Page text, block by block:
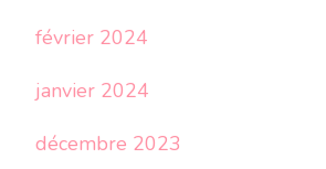
février 2024
janvier 2024
décembre 2023